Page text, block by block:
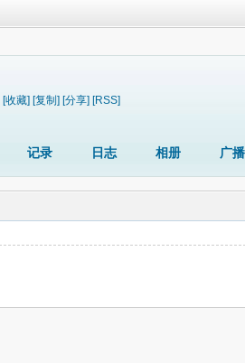
[收藏] [复制] [分享] [RSS]
记录 日志 相册 广播